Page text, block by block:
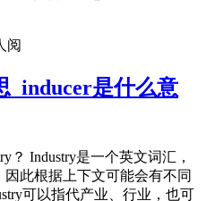
阅
_inducer是什么意
？ Industry是一个英文词汇，
此根据上下文可能会有不同
可以指代产业、行业，也可